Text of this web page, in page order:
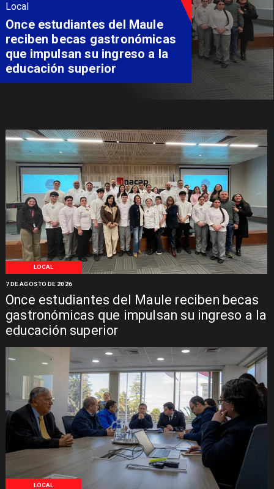
LOCAL
Once estudiantes del Maule reciben becas
gastronómicas que impulsan su ingreso a la
educación superior
7 DE AGOSTO DE 2026
LOCAL
Local
Álvarez-Salamanca lidera la
apuesta regional para
consolidar el Paso Pehuenche
como alternativa a Los
Libertadores